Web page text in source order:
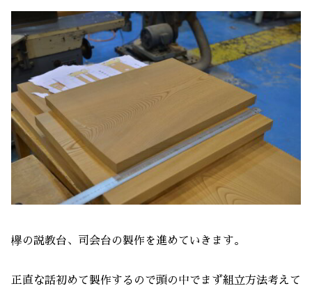
欅の説教台、司会台の製作を進めていきます。
正直な話初めて製作するので頭の中でまず組立方法考えて